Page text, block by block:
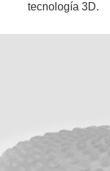
tecnología 3D.